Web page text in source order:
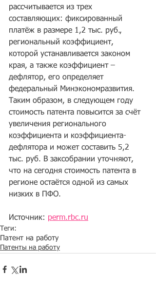
рассчитывается из трех
составляющих: фиксированный
платёж в размере 1,2 тыс. руб.,
региональный коэффициент,
которой устанавливается законом
края, а также коэффициент –
дефлятор, его определяет
федеральный Минэкономразвития.
Таким образом, в следующем году
стоимость патента повысится за счёт
увеличения регионального
коэффициента и коэффициента-
дефлятора и может составить 5,2
тыс. руб. В заксобрании уточняют,
что на сегодня стоимость патента в
регионе остаётся одной из самых
низких в ПФО.
Источник: perm.rbc.ru
Теги:
Патент на работу
Патенты на работу